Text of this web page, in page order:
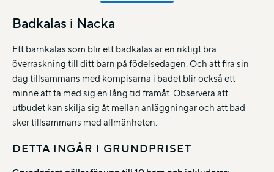
Badkalas i Nacka
Ett barnkalas som blir ett badkalas är en riktigt bra
överraskning till ditt barn på födelsedagen. Och att fira sin
dag tillsammans med kompisarna i badet blir också ett
minne att ta med sig en lång tid framåt. Observera att
utbudet kan skilja sig åt mellan anläggningar och att bad
sker tillsammans med allmänheten.
DETTA INGÅR I GRUNDPRISET